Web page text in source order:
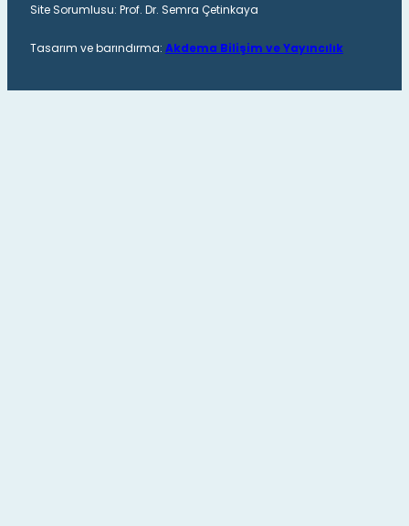
Site Sorumlusu: Prof. Dr. Semra Çetinkaya
Tasarım ve barındırma: Akdema Bilişim ve Yayıncılık